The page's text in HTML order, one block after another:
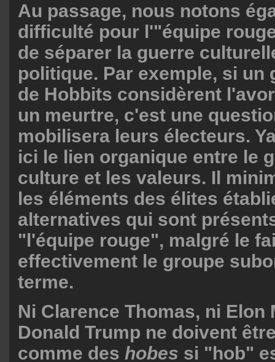
Au passage, nous notons
difficulté pour l'"équipe
de séparer la guerre
politique. Par exemple, si un
de Hobbits considèrent
un meurtre, c'est une
mobilisera leurs électeurs.
ici le lien organique entre le
culture et les valeurs. Il
les éléments des élites
alternatives qui sont
"l'équipe rouge", malgré le
effectivement le groupe
terme.
Ni Clarence Thomas, ni Elon
Donald Trump ne doivent
comme des hobes si "hob"